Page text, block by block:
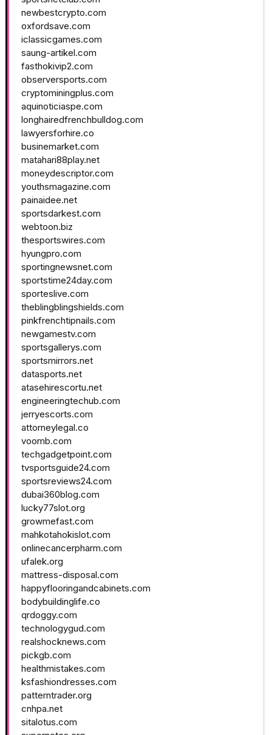
newbestcrypto.com
oxfordsave.com
iclassicgames.com
saung-artikel.com
fasthokivip2.com
observersports.com
cryptominingplus.com
aquinoticiaspe.com
longhairedfrenchbulldog.com
lawyersforhire.co
businemarket.com
matahari88play.net
moneydescriptor.com
youthsmagazine.com
painaidee.net
sportsdarkest.com
webtoon.biz
thesportswires.com
hyungpro.com
sportingnewsnet.com
sportstime24day.com
sporteslive.com
theblingblingshields.com
pinkfrenchtipnails.com
newgamestv.com
sportsgallerys.com
sportsmirrors.net
datasports.net
atasehirescortu.net
engineeringtechub.com
jerryescorts.com
attorneylegal.co
voomb.com
techgadgetpoint.com
tvsportsguide24.com
sportsreviews24.com
dubai360blog.com
lucky77slot.org
growmefast.com
mahkotahokislot.com
onlinecancerpharm.com
ufalek.org
mattress-disposal.com
happyflooringandcabinets.com
bodybuildinglife.co
qrdoggy.com
technologygud.com
realshocknews.com
pickgb.com
healthmistakes.com
ksfashiondresses.com
patterntrader.org
cnhpa.net
sitalotus.com